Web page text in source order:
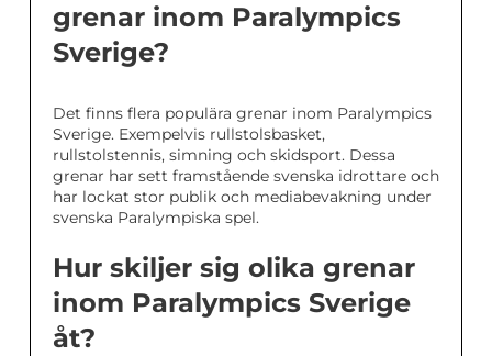
grenar inom Paralympics
Sverige?
Det finns flera populära grenar inom Paralympics
Sverige. Exempelvis rullstolsbasket,
rullstolstennis, simning och skidsport. Dessa
grenar har sett framstående svenska idrottare och
har lockat stor publik och mediabevakning under
svenska Paralympiska spel.
Hur skiljer sig olika grenar
inom Paralympics Sverige
åt?